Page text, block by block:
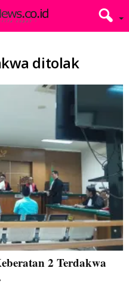
ditolak
2 Terdakwa